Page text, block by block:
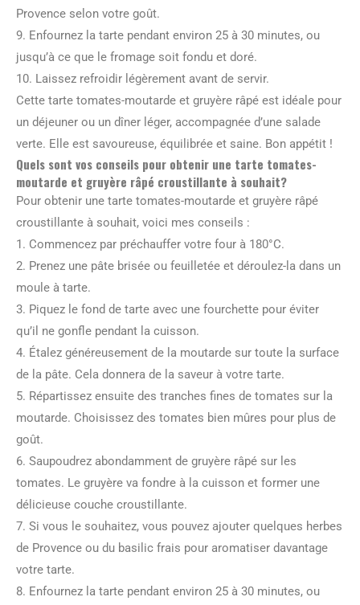
Provence selon votre goût.
9. Enfournez la tarte pendant environ 25 à 30 minutes, ou
jusqu’à ce que le fromage soit fondu et doré.
10. Laissez refroidir légèrement avant de servir.
Cette tarte tomates-moutarde et gruyère râpé est idéale pour
un déjeuner ou un dîner léger, accompagnée d’une salade
verte. Elle est savoureuse, équilibrée et saine. Bon appétit !
Quels sont vos conseils pour obtenir une tarte tomates-
moutarde et gruyère râpé croustillante à souhait?
Pour obtenir une tarte tomates-moutarde et gruyère râpé
croustillante à souhait, voici mes conseils :
1. Commencez par préchauffer votre four à 180°C.
2. Prenez une pâte brisée ou feuilletée et déroulez-la dans un
moule à tarte.
3. Piquez le fond de tarte avec une fourchette pour éviter
qu’il ne gonfle pendant la cuisson.
4. Étalez généreusement de la moutarde sur toute la surface
de la pâte. Cela donnera de la saveur à votre tarte.
5. Répartissez ensuite des tranches fines de tomates sur la
moutarde. Choisissez des tomates bien mûres pour plus de
goût.
6. Saupoudrez abondamment de gruyère râpé sur les
tomates. Le gruyère va fondre à la cuisson et former une
délicieuse couche croustillante.
7. Si vous le souhaitez, vous pouvez ajouter quelques herbes
de Provence ou du basilic frais pour aromatiser davantage
votre tarte.
8. Enfournez la tarte pendant environ 25 à 30 minutes, ou